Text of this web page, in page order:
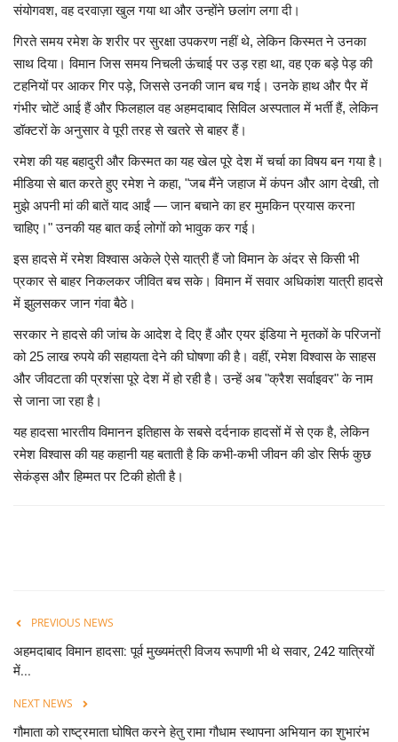
संयोगवश, वह दरवाज़ा खुल गया था और उन्होंने छलांग लगा दी।
गिरते समय रमेश के शरीर पर सुरक्षा उपकरण नहीं थे, लेकिन किस्मत ने उनका
साथ दिया। विमान जिस समय निचली ऊंचाई पर उड़ रहा था, वह एक बड़े पेड़ की
टहनियों पर आकर गिर पड़े, जिससे उनकी जान बच गई। उनके हाथ और पैर में
गंभीर चोटें आई हैं और फिलहाल वह अहमदाबाद सिविल अस्पताल में भर्ती हैं, लेकिन
डॉक्टरों के अनुसार वे पूरी तरह से खतरे से बाहर हैं।
रमेश की यह बहादुरी और किस्मत का यह खेल पूरे देश में चर्चा का विषय बन गया है।
मीडिया से बात करते हुए रमेश ने कहा, "जब मैंने जहाज में कंपन और आग देखी, तो
मुझे अपनी मां की बातें याद आईं — जान बचाने का हर मुमकिन प्रयास करना
चाहिए।" उनकी यह बात कई लोगों को भावुक कर गई।
इस हादसे में रमेश विश्वास अकेले ऐसे यात्री हैं जो विमान के अंदर से किसी भी
प्रकार से बाहर निकलकर जीवित बच सके। विमान में सवार अधिकांश यात्री हादसे
में झुलसकर जान गंवा बैठे।
सरकार ने हादसे की जांच के आदेश दे दिए हैं और एयर इंडिया ने मृतकों के परिजनों
को 25 लाख रुपये की सहायता देने की घोषणा की है। वहीं, रमेश विश्वास के साहस
और जीवटता की प्रशंसा पूरे देश में हो रही है। उन्हें अब "क्रैश सर्वाइवर" के नाम
से जाना जा रहा है।
यह हादसा भारतीय विमानन इतिहास के सबसे दर्दनाक हादसों में से एक है, लेकिन
रमेश विश्वास की यह कहानी यह बताती है कि कभी-कभी जीवन की डोर सिर्फ कुछ
सेकंड्स और हिम्मत पर टिकी होती है।
PREVIOUS NEWS
अहमदाबाद विमान हादसा: पूर्व मुख्यमंत्री विजय रूपाणी भी थे सवार, 242 यात्रियों
में...
NEXT NEWS
गौमाता को राष्ट्रमाता घोषित करने हेतु रामा गौधाम स्थापना अभियान का शुभारंभ